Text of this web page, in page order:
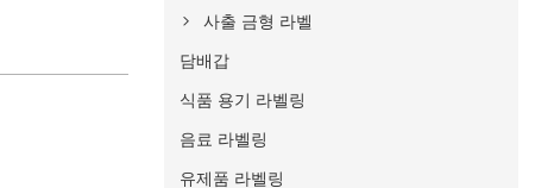
사출 금형 라벨
담배갑
식품 용기 라벨링
음료 라벨링
유제품 라벨링